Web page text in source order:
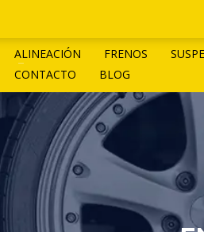
ALINEACIÓN FRENOS
CONTACTO BLOG